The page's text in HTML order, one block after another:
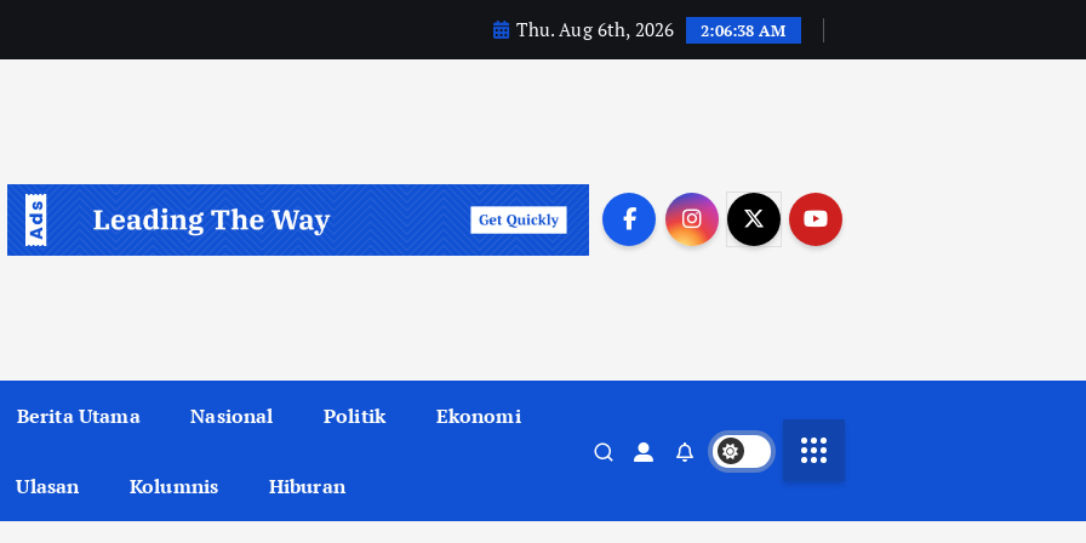
Thu. Aug 6th, 2026 2:06:39 AM
Berita Utama Nasional Politik Ekonomi
Ulasan Kolumnis Hiburan